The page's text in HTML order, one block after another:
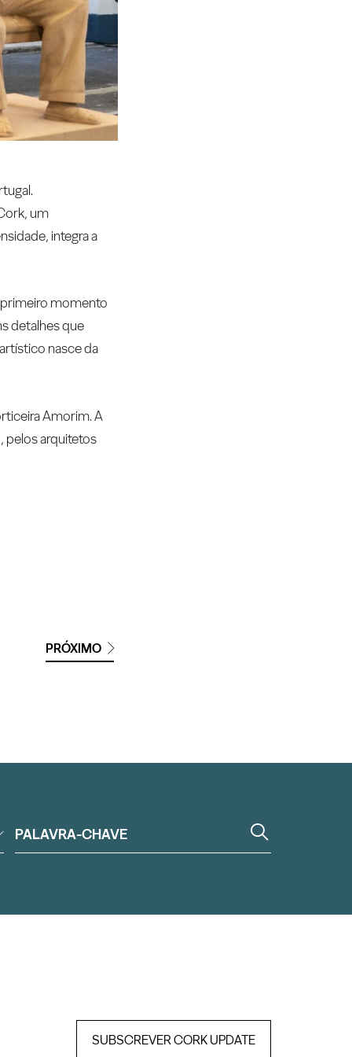
um
integra a
primeiro momento
detalhes que
nasce da
Amorim. A
pelos arquitetos
PRÓXIMO
SUBSCREVER CORK UPDATE